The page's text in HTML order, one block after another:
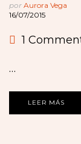
por Aurora Vega
16/07/2015
1
…
LEER MÁS